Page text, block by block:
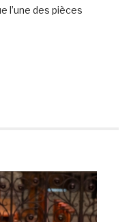
l’une des pièces